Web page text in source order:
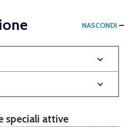
NASCONDI
speciali attive